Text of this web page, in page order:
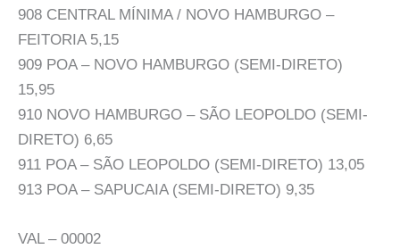
908 CENTRAL MÍNIMA / NOVO HAMBURGO –
FEITORIA 5,15
909 POA – NOVO HAMBURGO (SEMI-DIRETO)
15,95
910 NOVO HAMBURGO – SÃO LEOPOLDO (SEMI-
DIRETO) 6,65
911 POA – SÃO LEOPOLDO (SEMI-DIRETO) 13,05
913 POA – SAPUCAIA (SEMI-DIRETO) 9,35
VAL – 00002